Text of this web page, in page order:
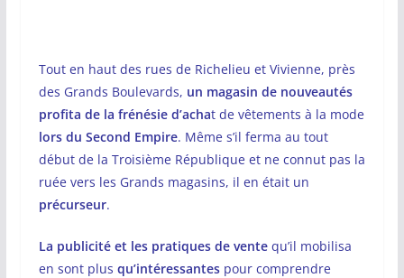
Tout en haut des rues de Richelieu et Vivienne, près
des Grands Boulevards, un magasin de nouveautés
profita de la frénésie d’achat de vêtements à la mode
lors du Second Empire. Même s’il ferma au tout
début de la Troisième République et ne connut pas la
ruée vers les Grands magasins, il en était un
précurseur.
La publicité et les pratiques de ventequ’il mobilisa
en sont plus qu’intéressantespour comprendre